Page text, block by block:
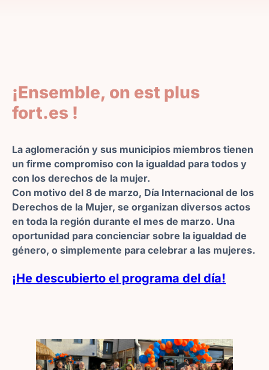
¡Ensemble, on est plus
fort.es !
La aglomeración y sus municipios miembros tienen
un firme compromiso con la igualdad para todos y
con los derechos de la mujer.
Con motivo del 8 de marzo, Día Internacional de los
Derechos de la Mujer, se organizan diversos actos
en toda la región durante el mes de marzo. Una
oportunidad para concienciar sobre la igualdad de
género, o simplemente para celebrar a las mujeres.
¡He descubierto el programa del día!